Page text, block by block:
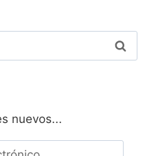
nuevos...